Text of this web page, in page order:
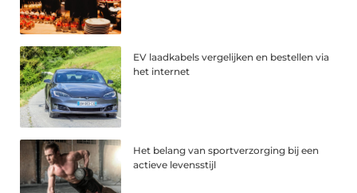
EV laadkabels vergelijken en bestellen via
het internet
Het belang van sportverzorging bij een
actieve levensstijl